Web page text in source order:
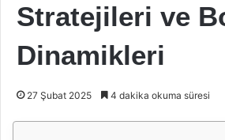
Stratejileri ve
Dinamikleri
27 Şubat 2025 4 dakika okuma süresi